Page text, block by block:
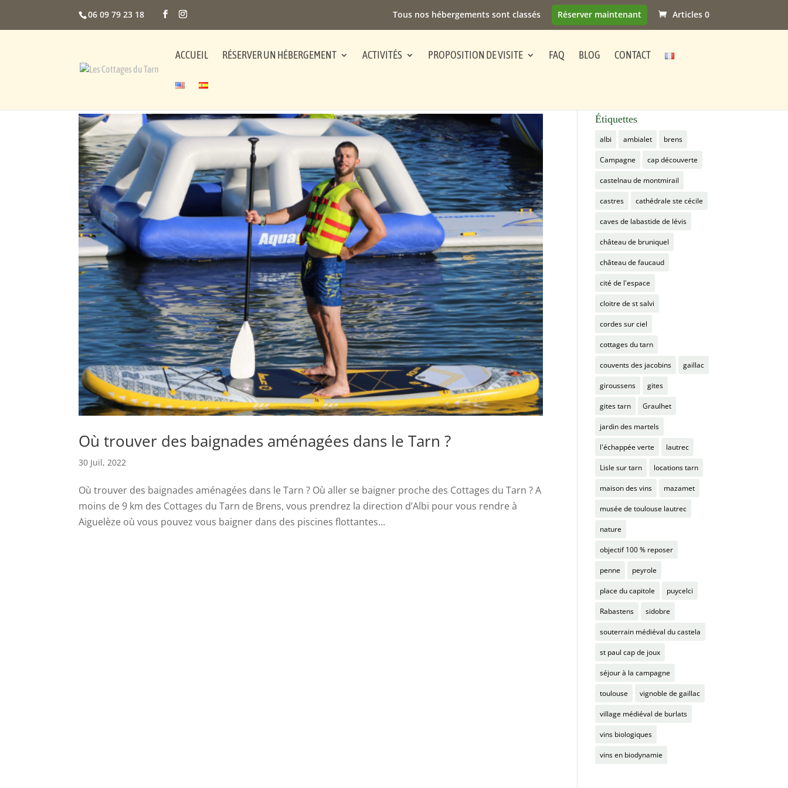
06 09 79 23 18 Tous nos hébergements sont classés Réserver maintenant Articles 0
ACCUEIL RÉSERVER UN HÉBERGEMENT ACTIVITÉS PROPOSITION DE VISITE FAQ BLOG CONTACT
Où trouver des baignades aménagées dans le Tarn ?
30 Juil, 2022
Où trouver des baignades aménagées dans le Tarn ? Où aller se baigner proche des Cottages du Tarn ? A
moins de 9 km des Cottages du Tarn de Brens, vous prendrez la direction d’Albi pour vous rendre à
Aiguelèze où vous pouvez vous baigner dans des piscines flottantes...
Étiquettes
albi ambialet brens
Campagne cap découverte
castelnau de montmirail
castres cathédrale ste cécile
caves de labastide de lévis
château de bruniquel
château de faucaud
cité de l'espace
cloitre de st salvi
cordes sur ciel
cottages du tarn
couvents des jacobins gaillac
giroussens gites
gites tarn Graulhet
jardin des martels
l'échappée verte lautrec
Lisle sur tarn locations tarn
maison des vins mazamet
musée de toulouse lautrec
nature
objectif 100 % reposer
penne peyrole
place du capitole puycelci
Rabastens sidobre
souterrain médiéval du castela
st paul cap de joux
séjour à la campagne
toulouse vignoble de gaillac
village médiéval de burlats
vins biologiques
vins en biodynamie